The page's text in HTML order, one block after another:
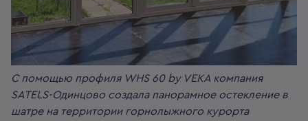
С помощью профиля WHS 60 by VEKA компания
SATELS-Одинцово создала панорамное остекление в
шатре на территории горнолыжного курорта